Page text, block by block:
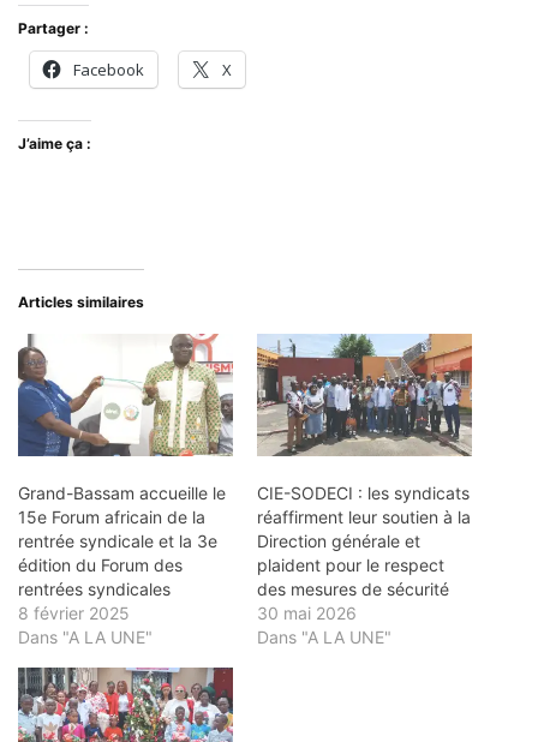
Partager :
Facebook X
J’aime ça :
Articles similaires
Grand-Bassam accueille le
15e Forum africain de la
rentrée syndicale et la 3e
édition du Forum des
rentrées syndicales
8 février 2025
Dans "A LA UNE"
CIE-SODECI : les syndicats
réaffirment leur soutien à la
Direction générale et
plaident pour le respect
des mesures de sécurité
30 mai 2026
Dans "A LA UNE"